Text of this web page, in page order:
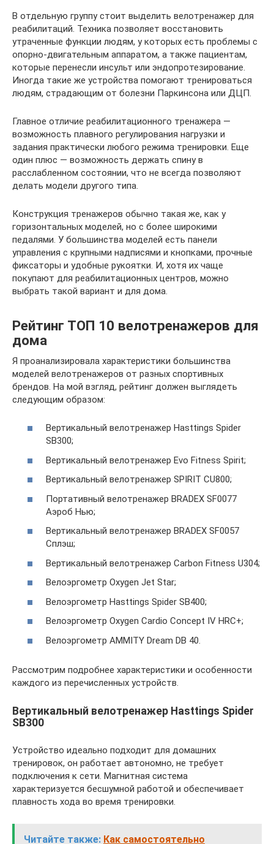
В отдельную группу стоит выделить велотренажер для
реабилитаций. Техника позволяет восстановить
утраченные функции людям, у которых есть проблемы с
опорно-двигательным аппаратом, а также пациентам,
которые перенесли инсульт или эндопротезирование.
Иногда такие же устройства помогают тренироваться
людям, страдающим от болезни Паркинсона или ДЦП.
Главное отличие реабилитационного тренажера —
возможность плавного регулирования нагрузки и
задания практически любого режима тренировки. Еще
один плюс — возможность держать спину в
расслабленном состоянии, что не всегда позволяют
делать модели другого типа.
Конструкция тренажеров обычно такая же, как у
горизонтальных моделей, но с более широкими
педалями. У большинства моделей есть панели
управления с крупными надписями и кнопками, прочные
фиксаторы и удобные рукоятки. И, хотя их чаще
покупают для реабилитационных центров, можно
выбрать такой вариант и для дома.
Рейтинг ТОП 10 велотренажеров для
дома
Я проанализировала характеристики большинства
моделей велотренажеров от разных спортивных
брендов. На мой взгляд, рейтинг должен выглядеть
следующим образом:
Вертикальный велотренажер Hasttings Spider
SB300;
Вертикальный велотренажер Evo Fitness Spirit;
Вертикальный велотренажер SPIRIT CU800;
Портативный велотренажер BRADEX SF0077
Аэроб Нью;
Вертикальный велотренажер BRADEX SF0057
Сплэш;
Вертикальный велотренажер Carbon Fitness U304;
Велоэргометр Oxygen Jet Star;
Велоэргометр Hasttings Spider SB400;
Велоэргометр Oxygen Cardio Concept IV HRC+;
Велоэргометр AMMITY Dream DB 40.
Рассмотрим подробнее характеристики и особенности
каждого из перечисленных устройств.
Вертикальный велотренажер Hasttings Spider
SB300
Устройство идеально подходит для домашних
тренировок, он работает автономно, не требует
подключения к сети. Магнитная система
характеризуется бесшумной работой и обеспечивает
плавность хода во время тренировки.
Читайте также: Как самостоятельно